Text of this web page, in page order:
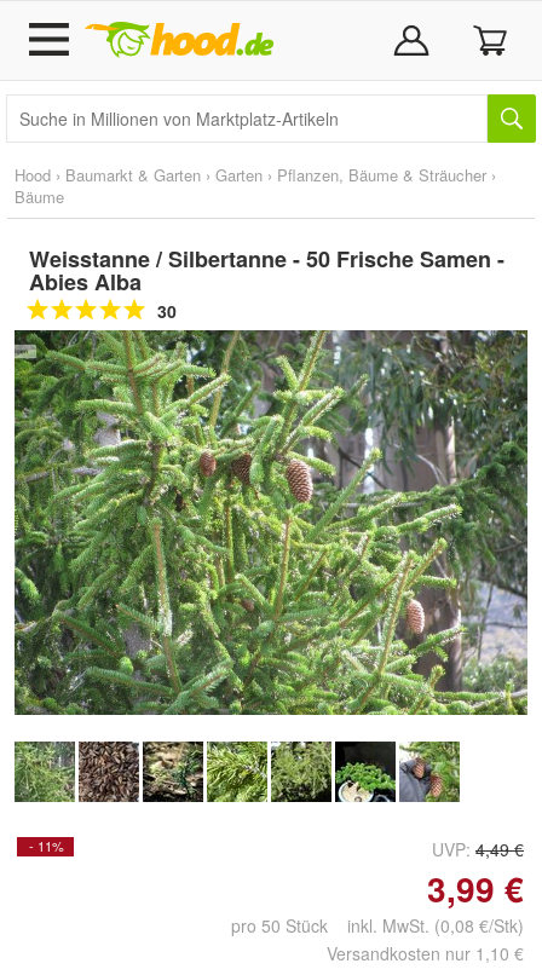
Hood › Baumarkt & Garten › Garten › Pflanzen, Bäume & Sträucher ›
Bäume
Weisstanne / Silbertanne - 50 Frische Samen -
Abies Alba
30
Doppelt antippen zum
vergrößern
- 11% UVP: 4,49 €
3,99 €
pro 50 Stück inkl. MwSt. (0,08 €/Stk)
Versandkosten nur 1,10 €